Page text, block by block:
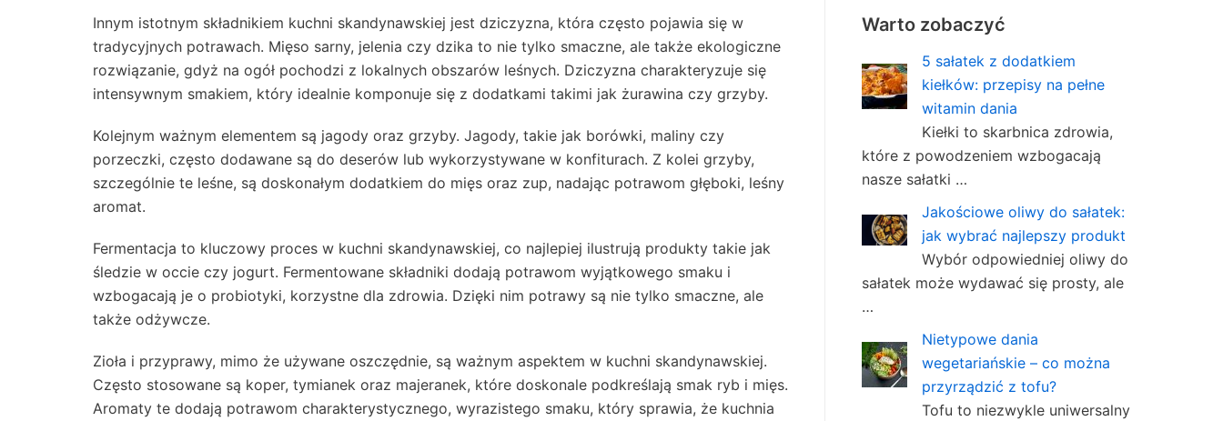
Innym istotnym składnikiem kuchni skandynawskiej jest dziczyzna, która często pojawia się w
tradycyjnych potrawach. Mięso sarny, jelenia czy dzika to nie tylko smaczne, ale także ekologiczne
rozwiązanie, gdyż na ogół pochodzi z lokalnych obszarów leśnych. Dziczyzna charakteryzuje się
intensywnym smakiem, który idealnie komponuje się z dodatkami takimi jak żurawina czy grzyby.
Kolejnym ważnym elementem są jagody oraz grzyby. Jagody, takie jak borówki, maliny czy
porzeczki, często dodawane są do deserów lub wykorzystywane w konfiturach. Z kolei grzyby,
szczególnie te leśne, są doskonałym dodatkiem do mięs oraz zup, nadając potrawom głęboki, leśny
aromat.
Fermentacja to kluczowy proces w kuchni skandynawskiej, co najlepiej ilustrują produkty takie jak
śledzie w occie czy jogurt. Fermentowane składniki dodają potrawom wyjątkowego smaku i
wzbogacają je o probiotyki, korzystne dla zdrowia. Dzięki nim potrawy są nie tylko smaczne, ale
także odżywcze.
Zioła i przyprawy, mimo że używane oszczędnie, są ważnym aspektem w kuchni skandynawskiej.
Często stosowane są koper, tymianek oraz majeranek, które doskonale podkreślają smak ryb i mięs.
Aromaty te dodają potrawom charakterystycznego, wyrazistego smaku, który sprawia, że kuchnia
Warto zobaczyć
5 sałatek z dodatkiem
kiełków: przepisy na pełne
witamin dania
Kiełki to skarbnica zdrowia,
które z powodzeniem wzbogacają
nasze sałatki …
Jakościowe oliwy do sałatek:
jak wybrać najlepszy produkt
Wybór odpowiedniej oliwy do
sałatek może wydawać się prosty, ale
…
Nietypowe dania
wegetariańskie – co można
przyrządzić z tofu?
Tofu to niezwykle uniwersalny